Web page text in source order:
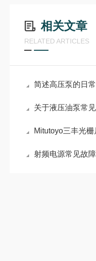
相关文章
RELATED ARTICLES
简述高压泵的日
关于液压油泵常
Mitutoyo三丰光
射频电源常见故